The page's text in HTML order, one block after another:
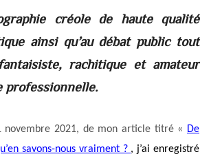
créole de haute qualité
ainsi qu’au débat public tout
rachitique et amateur
professionnelle.
2021, de mon article titré « De
savons-nous vraiment ? , j’ai enregistré